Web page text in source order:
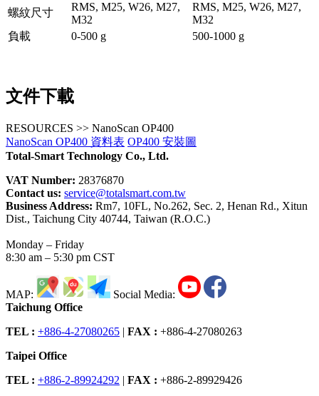
螺紋尺寸
RMS, M25, W26, M27,
M32
RMS, M25, W26, M27,
M32
負載
0-500 g 500-1000 g
文件下載
RESOURCES >> NanoScan OP400
NanoScan OP400 資料表 OP400 安裝圖
Total-Smart Technology Co., Ltd.
VAT Number: 28376870
Contact us: service@totalsmart.com.tw
Business Address: Rm7, 10FL, No.262, Sec. 2, Henan Rd., Xitun
Dist., Taichung City 40744, Taiwan (R.O.C.)
Monday – Friday
8:30 am – 5:30 pm CST
MAP:
Social Media:
Taichung Office
TEL : +886-4-27080265 | FAX : +886-4-27080263
Taipei Office
TEL : +886-2-89924292 | FAX : +886-2-89929426